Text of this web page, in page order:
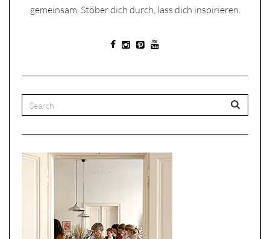
gemeinsam. Stöber dich durch, lass dich inspirieren.